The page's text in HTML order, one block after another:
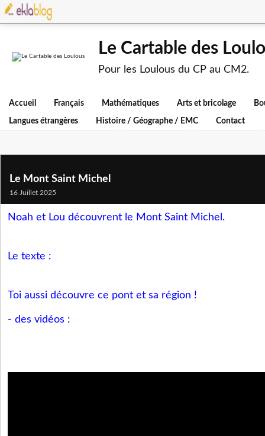
Le Cartable des
Pour les Loulous du CP au CM2.
Accueil Français Mathématiques Arts et bricolage
Langues étrangères Histoire / Géographe / EMC Contact
Le Mont Saint Michel
16 Juillet 2025
Noah et Lou découvrent le Mont Saint Michel.
Le texte :
Toi aussi découvre ce pont et sa région !
- des vidéos :